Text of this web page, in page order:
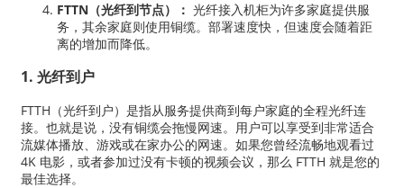
FTTN（光纤到节点）： 光纤接入机柜为许多家庭提供服
务，其余家庭则使用铜缆。部署速度快，但速度会随着距
离的增加而降低。
1. 光纤到户
FTTH（光纤到户）是指从服务提供商到每户家庭的全程光纤连
接。也就是说，没有铜缆会拖慢网速。用户可以享受到非常适合
流媒体播放、游戏或在家办公的网速。如果您曾经流畅地观看过
4K 电影，或者参加过没有卡顿的视频会议，那么 FTTH 就是您的
最佳选择。